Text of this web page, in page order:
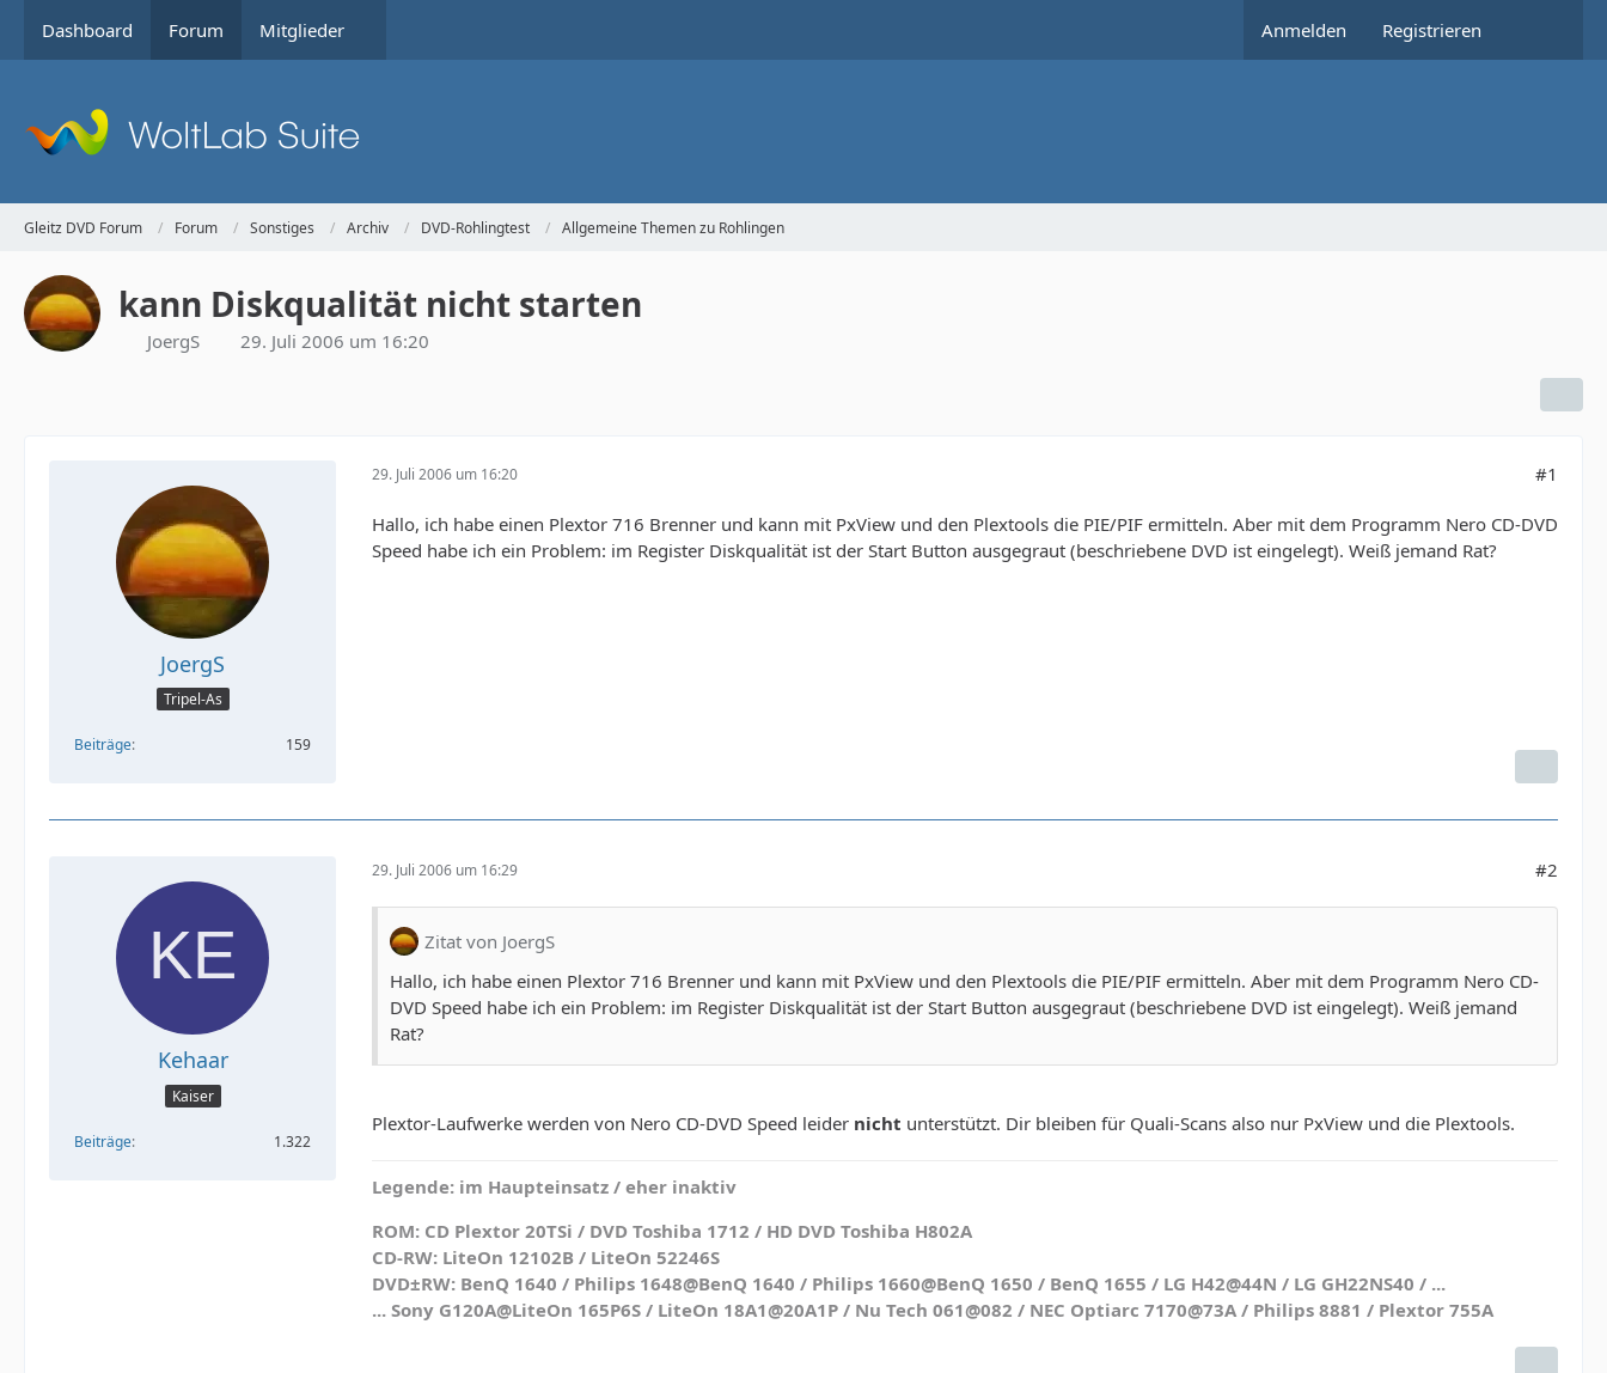
Dashboard Forum Mitglieder Anmelden Registrieren
Gleitz DVD Forum Forum Sonstiges Archiv DVD-Rohlingtest Allgemeine Themen zu Rohlingen
kann Diskqualität nicht starten
JoergS 29. Juli 2006 um 16:20
JoergS
Tripel-As
Beiträge 159
29. Juli 2006 um 16:20 #1
Hallo, ich habe einen Plextor 716 Brenner und kann mit PxView und den Plextools die PIE/PIF ermitteln. Aber mit dem Programm Nero CD-DVD
Speed habe ich ein Problem: im Register Diskqualität ist der Start Button ausgegraut (beschriebene DVD ist eingelegt). Weiß jemand Rat?
Kehaar
Kaiser
Beiträge 1.322
29. Juli 2006 um 16:29 #2
Zitat von JoergS
Hallo, ich habe einen Plextor 716 Brenner und kann mit PxView und den Plextools die PIE/PIF ermitteln. Aber mit dem Programm Nero CD-
DVD Speed habe ich ein Problem: im Register Diskqualität ist der Start Button ausgegraut (beschriebene DVD ist eingelegt). Weiß jemand
Rat?
Plextor-Laufwerke werden von Nero CD-DVD Speed leider nicht unterstützt. Dir bleiben für Quali-Scans also nur PxView und die Plextools.
Legende: im Haupteinsatz / eher inaktiv
ROM: CD Plextor 20TSi / DVD Toshiba 1712 / HD DVD Toshiba H802A
CD-RW: LiteOn 12102B / LiteOn 52246S
DVD±RW: BenQ 1640 / Philips 1648@BenQ 1640 / Philips 1660@BenQ 1650 / BenQ 1655 / LG H42@44N / LG GH22NS40 / ...
... Sony G120A@LiteOn 165P6S / LiteOn 18A1@20A1P / Nu Tech 061@082 / NEC Optiarc 7170@73A / Philips 8881 / Plextor 755A